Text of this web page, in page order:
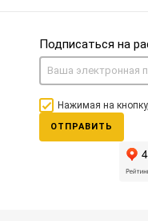
Подписаться на
Нажимая на
ОТПРАВИТЬ